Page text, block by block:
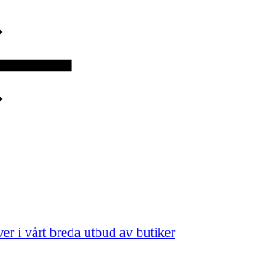
i vårt breda utbud av butiker